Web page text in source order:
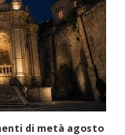
di metà agosto